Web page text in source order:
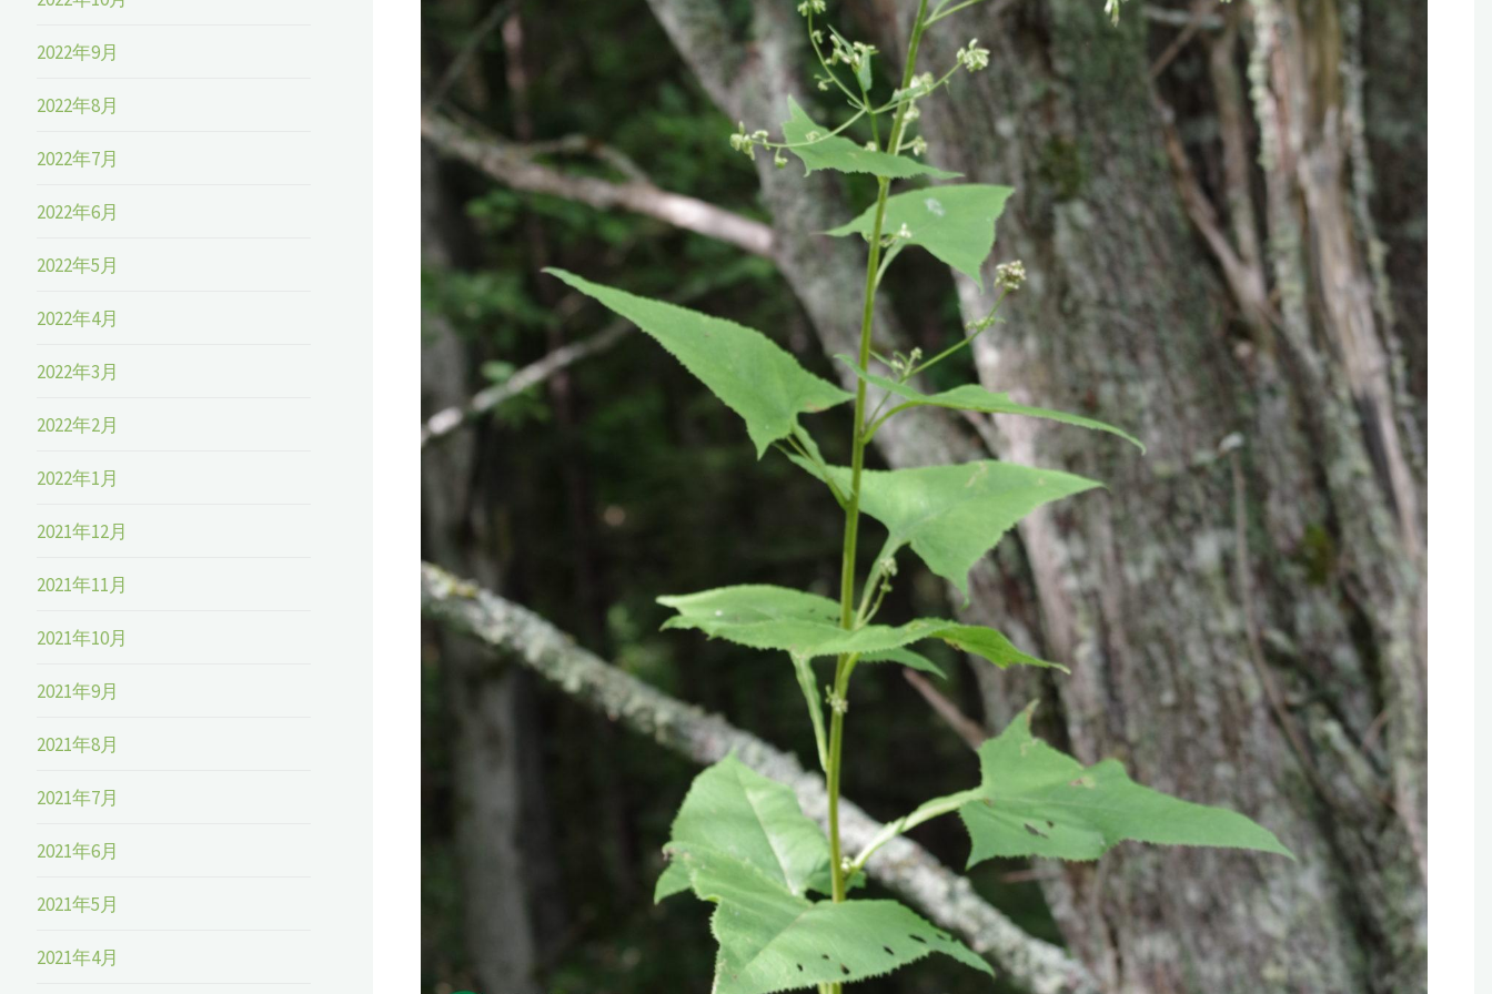
2022年9月
2022年8月
2022年7月
2022年6月
2022年5月
2022年4月
2022年3月
2022年2月
2022年1月
2021年12月
2021年11月
2021年10月
2021年9月
2021年8月
2021年7月
2021年6月
2021年5月
2021年4月